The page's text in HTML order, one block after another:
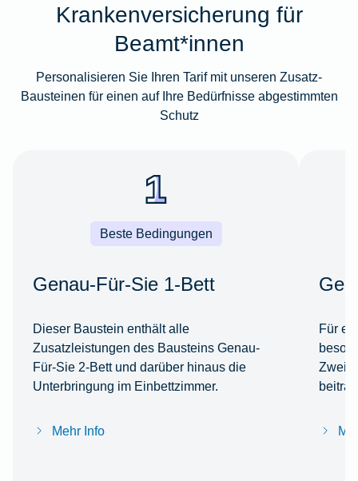
Krankenversicherung für
Beamt*innen
Personalisieren Sie Ihren Tarif mit unseren Zusatz-
Bausteinen für einen auf Ihre Bedürfnisse abgestimmten
Schutz
Beste Bedingungen
Genau-Für-Sie 1-Bett
Dieser Baustein enthält alle
Zusatzleistungen des Bausteins Genau-
Für-Sie 2-Bett und darüber hinaus die
Unterbringung im Einbettzimmer.
Mehr Info
Für